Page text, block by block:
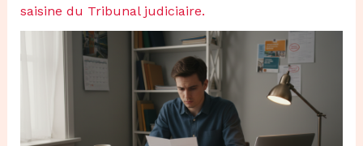
saisine du Tribunal judiciaire.